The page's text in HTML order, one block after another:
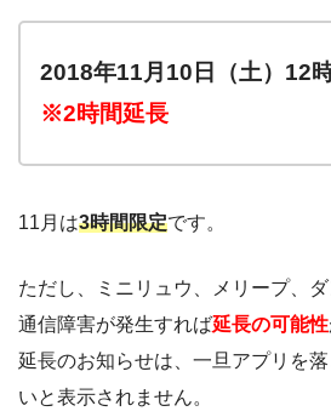
2018年11月10日（土）12
※2時間延長
11月は3時間限定です。
ただし、ミニリュウ、メリープ、ダ
通信障害が発生すれば延長の可能性
延長のお知らせは、一旦アプリを
いと表示されません。